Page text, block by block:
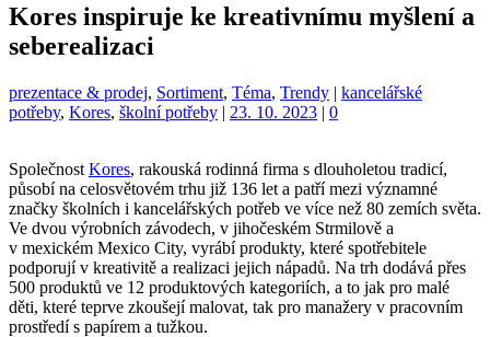
Kores inspiruje ke kreativnímu myšlení a
seberealizaci
Kategorie:
prezentace & prodej, Sortiment, Téma, Trendy | Štítky:
kancelářské
potřeby, Kores, školní potřeby | 23. 10. 2023 | 0
Společnost Kores, rakouská rodinná firma s dlouholetou tradicí,
působí na celosvětovém trhu již 136 let a patří mezi významné
značky školních i kancelářských potřeb ve více než 80 zemích světa.
Ve dvou výrobních závodech, v jihočeském Strmilově a
v mexickém Mexico City, vyrábí produkty, které spotřebitele
podporují v kreativitě a realizaci jejich nápadů. Na trh dodává přes
500 produktů ve 12 produktových kategoriích, a to jak pro malé
děti, které teprve zkoušejí malovat, tak pro manažery v pracovním
prostředí s papírem a tužkou.